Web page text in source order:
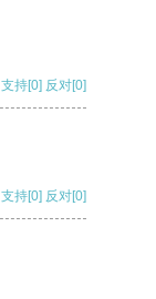
支持[0] 反对[0]
支持[0] 反对[0]